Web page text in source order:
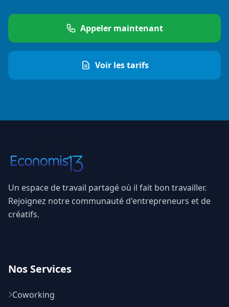
Appeler maintenant
Voir les tarifs
Un espace de travail partagé où il fait bon travailler.
Rejoignez notre communauté d'entrepreneurs et de
créatifs.
Nos Services
Coworking